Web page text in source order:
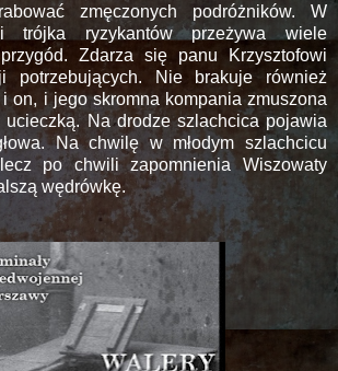
zmęczonych podróżników. W
trójka ryzykantów przeżywa wiele
Zdarza się panu Krzysztofowi
potrzebujących. Nie brakuje również
on, i jego skromna kompania zmuszona
Na drodze szlachcica pojawia
Na chwilę w młodym szlachcicu
po chwili zapomnienia Wiszowaty
wędrówkę.